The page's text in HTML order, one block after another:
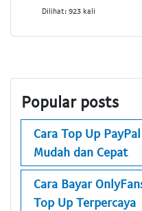
Dilihat: 923 kali
Popular posts
Cara Top Up
Mudah dan Cepat
Cara Bayar
Top Up Terpercaya